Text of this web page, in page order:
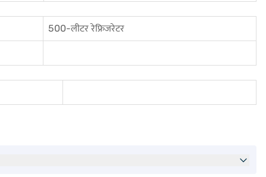
500-लीटर रेफ्रिजरेटर